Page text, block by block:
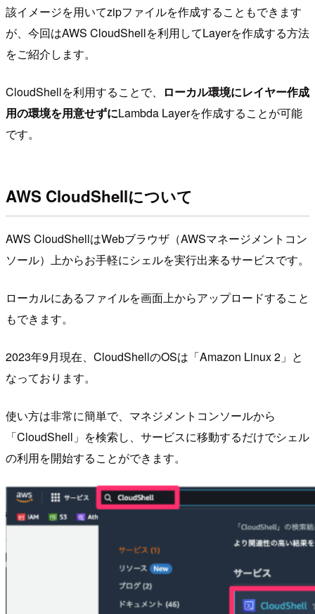
該イメージを用いてzipファイルを作成することもできます
が、今回はAWS CloudShellを利用してLayerを作成する方法
をご紹介します。
CloudShellを利用することで、
ローカル環境にレイヤー作成
用の環境を用意せずにLambda Layerを作成することが可能
です。
AWS CloudShellについて
AWS CloudShellはWebブラウザ（AWSマネージメントコン
ソール）上からお手軽にシェルを実行出来るサービスです。
ローカルにあるファイルを画面上からアップロードすること
もできます。
2023年9月現在、CloudShellのOSは「Amazon Linux 2」と
なっております。
使い方は非常に簡単で、マネジメントコンソールから
「CloudShell」を検索し、サービスに移動するだけでシェル
の利用を開始することができます。